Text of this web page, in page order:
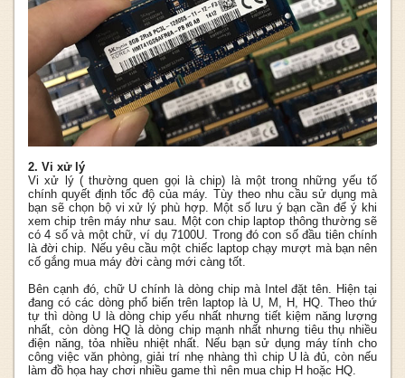
2. Vi xử lý
Vi xử lý ( thường quen gọi là chip) là một trong những yếu tố
chính quyết định tốc độ của máy. Tùy theo nhu cầu sử dụng mà
bạn sẽ chọn bộ vi xử lý phù hợp. Một số lưu ý bạn cần để ý khi
xem chip trên máy như sau. Một con chip laptop thông thường sẽ
có 4 số và một chữ, ví dụ 7100U. Trong đó con số đầu tiên chính
là đời chip. Nếu yêu cầu một chiếc laptop chạy mượt mà bạn nên
cố gắng mua máy đời càng mới càng tốt.
Bên cạnh đó, chữ U chính là dòng chip mà Intel đặt tên. Hiện tại
đang có các dòng phổ biến trên laptop là U, M, H, HQ. Theo thứ
tự thì dòng U là dòng chip yếu nhất nhưng tiết kiệm năng lượng
nhất, còn dòng HQ là dòng chip mạnh nhất nhưng tiêu thụ nhiều
điện năng, tỏa nhiều nhiệt nhất. Nếu bạn sử dụng máy tính cho
công việc văn phòng, giải trí nhẹ nhàng thì chip U là đủ, còn nếu
làm đồ họa hay chơi nhiều game thì nên mua chip H hoặc HQ.